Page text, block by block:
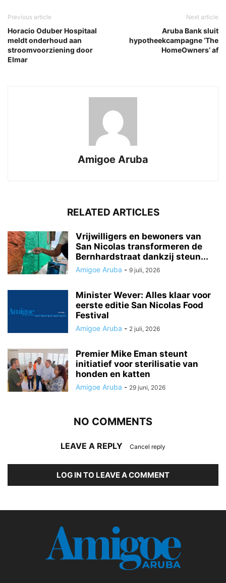
Previous article
Horacio Oduber Hospitaal
meldt onderhoud aan
stroomvoorziening door
Elmar
Next article
Aruba Bank sluit
hypotheekcampagne ‘The
HomeOwners’ af
Amigoe Aruba
RELATED ARTICLES
Vrijwilligers en bewoners van
San Nicolas transformeren de
Bernhardstraat dankzij steun...
Amigoe Aruba - 9 juli, 2026
Minister Wever: Alles klaar voor
eerste editie San Nicolas Food
Festival
Amigoe Aruba - 2 juli, 2026
Premier Mike Eman steunt
initiatief voor sterilisatie van
honden en katten
Amigoe Aruba - 29 juni, 2026
NO COMMENTS
LEAVE A REPLY Cancel reply
LOG IN TO LEAVE A COMMENT